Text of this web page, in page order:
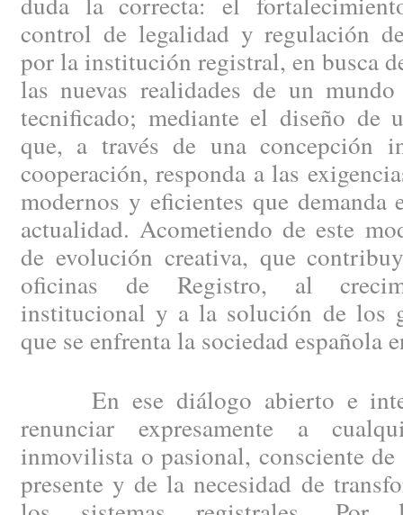
control de legalidad y regulación
por la institución registral, en busca
las nuevas realidades de un
tecnificado; mediante el diseño de
que, a través de una concepción
cooperación, responda a las
modernos y eficientes que
actualidad. Acometiendo de este
de evolución creativa, que
oficinas de Registro, al
institucional y a la solución de los
que se enfrenta la sociedad española
En ese diálogo abierto e
renunciar expresamente a
inmovilista o pasional, consciente
presente y de la necesidad de